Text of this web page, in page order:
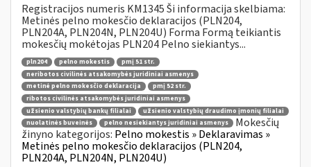
Registracijos numeris KM1345 Ši informacija skelbiama:
Metinės pelno mokesčio deklaracijos (PLN204,
PLN204A, PLN204N, PLN204U) Forma Formą teikiantis
mokesčių mokėtojas PLN204 Pelno siekiantys...
pln204 pelno mokestis
pmį 51 str.
neribotos civilinės atsakomybės juridiniai asmenys
metinė pelno mokesčio deklaracija
pmį 52 str.
ribotos civilinės atsakomybės juridiniai asmenys
užsienio valstybių bankų filialai
užsienio valstybių draudimo įmonių filialai
nuolatinės buveinės
pelno nesiekiantys juridiniai asmenys
Mokesčių
žinyno kategorijos: Pelno mokestis » Deklaravimas »
Metinės pelno mokesčio deklaracijos (PLN204,
PLN204A, PLN204N, PLN204U)